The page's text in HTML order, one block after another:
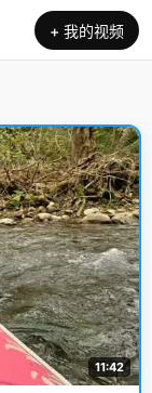
+ 我的视频
11:42